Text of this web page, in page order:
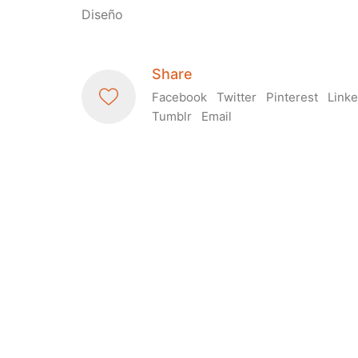
Diseño
Share
Facebook Twitter Pinterest
Tumblr
Email